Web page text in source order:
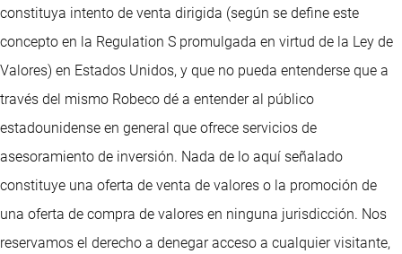
constituya intento de venta dirigida (según se define este
concepto en la Regulation S promulgada en virtud de la Ley de
Valores) en Estados Unidos, y que no pueda entenderse que a
través del mismo Robeco dé a entender al público
estadounidense en general que ofrece servicios de
asesoramiento de inversión. Nada de lo aquí señalado
constituye una oferta de venta de valores o la promoción de
una oferta de compra de valores en ninguna jurisdicción. Nos
reservamos el derecho a denegar acceso a cualquier visitante,